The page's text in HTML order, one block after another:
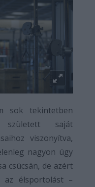
sok tekintetben
született saját
viszonyítva,
nagyon úgy
csúcsán, de azért
az élsportolást –